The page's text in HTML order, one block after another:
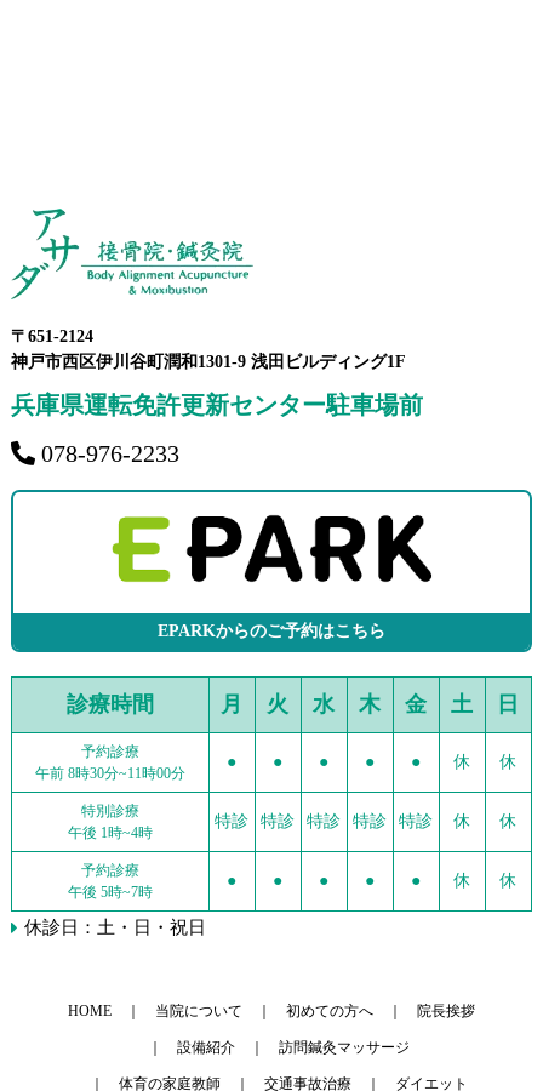
〒651-2124
神戸市西区伊川谷町潤和1301-9 浅田ビルディング1F
兵庫県運転免許更新センター駐車場前
078-976-2233
EPARKからのご予約はこちら
診療時間 月 火 水 木 金 土 日
予約診療
午前 8時30分~11時00分
● ● ● ● ● 休 休
特別診療
午後 1時~4時
特診 特診 特診 特診 特診 休 休
予約診療
午後 5時~7時
● ● ● ● ● 休 休
休診日：土・日・祝日
HOME 当院について 初めての方へ 院長挨拶
設備紹介 訪問鍼灸マッサージ
体育の家庭教師 交通事故治療 ダイエット